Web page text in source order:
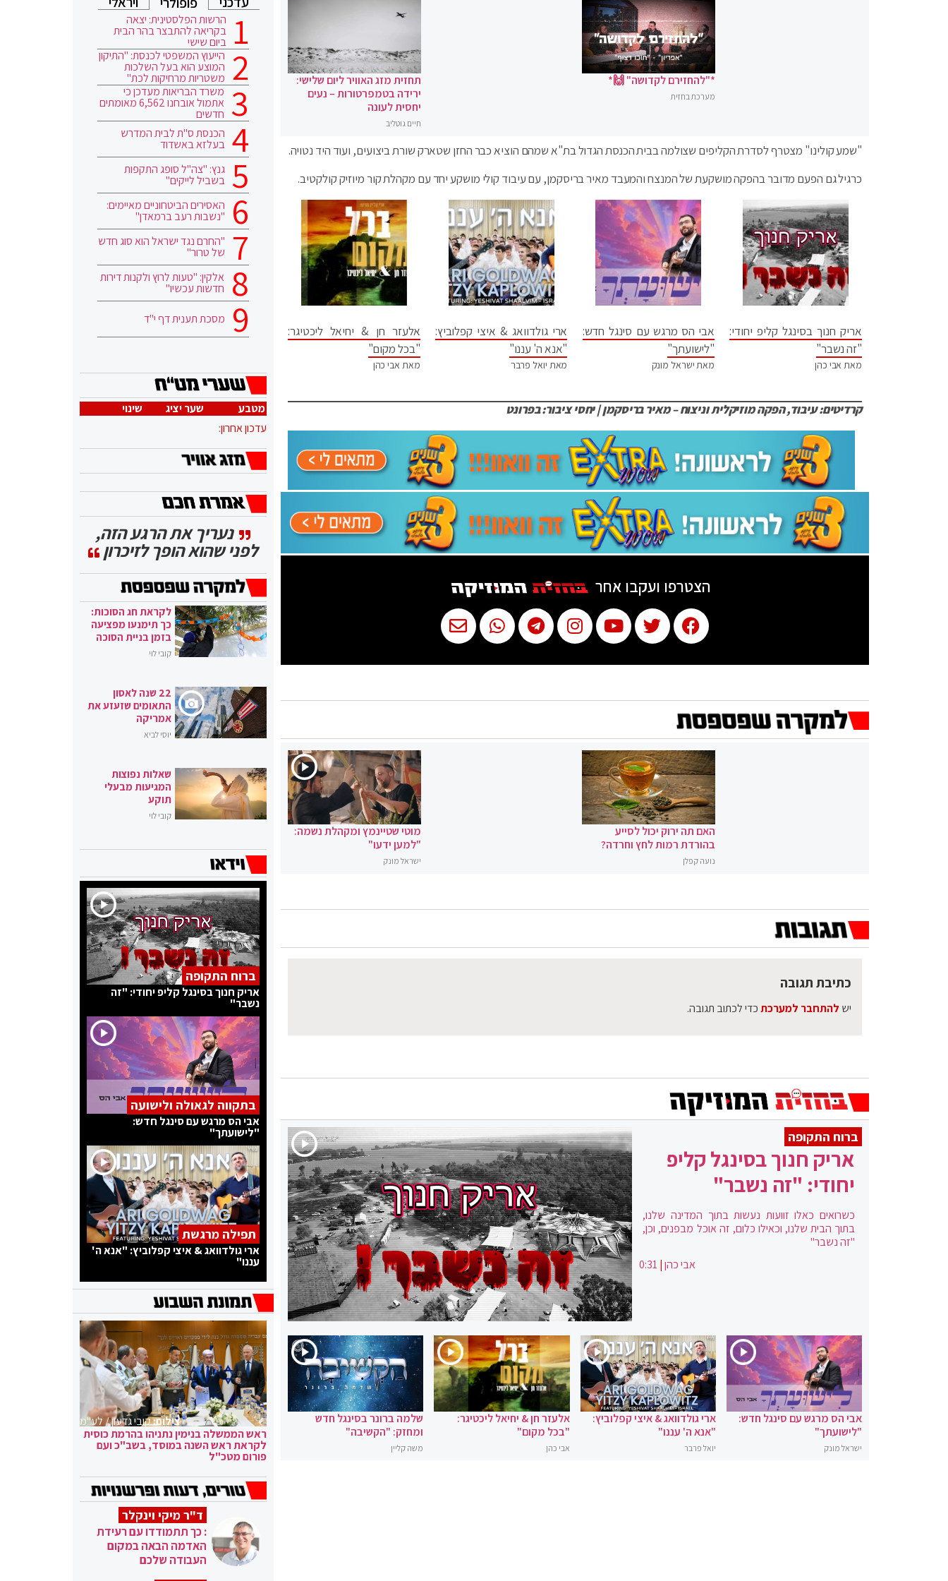
*"להחזירם לקדושה" 🙌*
מערכת בחזית
תחזית מזג האוויר ליום שלישי:
ירידה בטמפרטורות – נעים
יחסית לעונה
חיים גוטליב
"שמע קולינו" מצטרף לסדרת הקליפים שצולמה בבית הכנסת הגדול בת"א שמהם הוציא כבר החזן שטארק שורת ביצועים, ועוד היד נטויה.
כרגיל גם הפעם מדובר בהפקה מושקעת של המנצח והמעבד מאיר בריסקמן, עם עיבוד קולי מושקע יחד עם מקהלת קור מיוזיק קולקטיב.
אריק חנוך בסינגל קליפ יחודי:
"זה נשבר"
מאת אבי כהן
אבי הס מרגש עם סינגל חדש:
"לישועתך"
מאת ישראל מונק
ארי גולדוואג & איצי קפלוביץ:
"אנא ה' עננו"
מאת יואל פרבר
אלעזר חן & יחיאל ליכטיגר:
"בכל מקום"
מאת אבי כהן
קרדיטים: עיבוד, הפקה מוזיקלית וניצוח – מאיר בריסקמן | יחסי ציבור: בפרונט
הצטרפו ועקבו אחר
האם תה ירוק יכול לסייע
בהורדת רמות לחץ וחרדה?
נועה קפלן
מוטי שטיינמץ ומקהלת נשמה:
"למען ידעו"
ישראל מונק
כתיבת תגובה
יש להתחבר למערכתכדי לכתוב תגובה.
ברוח התקופה
אריק חנוך בסינגל קליפ
יחודי: "זה נשבר"
כשרואים כאלו זוועות נעשות בתוך המדינה שלנו,
בתוך הבית שלנו, וכאילו כלום, זה אוכל מבפנים, וכן,
"זה נשבר"
אבי כהן|
0:31
אבי הס מרגש עם סינגל חדש:
"לישועתך"
ישראל מונק
ארי גולדוואג & איצי קפלוביץ:
"אנא ה' עננו"
יואל פרבר
אלעזר חן & יחיאל ליכטיגר:
"בכל מקום"
אבי כהן
שלמה ברונר בסינגל חדש
ומחזק: "הקשיבה"
משה קליין
הרשות הפלסטינית: יצאה
בקריאה להתבצר בהר הבית
ביום שישי
הייעוץ המשפטי לכנסת: "התיקון
המוצע הוא בעל השלכות
משטריות מרחיקות לכת"
משרד הבריאות מעדכן כי
אתמול אובחנו 6,562 מאומתים
חדשים
הכנסת ס"ת לבית המדרש
בעלזא באשדוד
גנץ: "צה"ל סופג התקפות
בשביל לייקים"
האסירים הביטחוניים מאיימים:
"נשבות רעב ברמאדן"
"החרם נגד ישראל הוא סוג חדש
של טרור"
אלקין: "טעות לרוץ ולקנות דירות
חדשות עכשיו"
מסכת תענית דף י"ד
מטבע שער יציג
שינוי
עדכון אחרון:
נעריך את הרגע הזה,
לפני שהוא הופך לזיכרון
לקראת חג הסוכות:
כך תימנעו מפציעה
בזמן בניית הסוכה
קובי לוי
22 שנה לאסון
התאומים שזעזע את
אמריקה
יוסי לביא
שאלות נפוצות
המגיעות מבעלי
תוקע
קובי לוי
ברוח התקופה
אריק חנוך בסינגל קליפ יחודי: "זה
נשבר"
בתקווה לגאולה ולישועה
אבי הס מרגש עם סינגל חדש:
"לישועתך"
תפילה מרגשת
ארי גולדוואג & איצי קפלוביץ: "אנא ה'
עננו"
צילום:קובי גדעון / לע"מ
ראש הממשלה בנימין נתניהו בהרמת כוסית
לקראת ראש השנה במוסד, בשב"כ ועם
פורום מטכ"ל
ד"ר מיקי וינקלר
: כך תתמודדו עם רעידת
האדמה הבאה במקום
העבודה שלכם